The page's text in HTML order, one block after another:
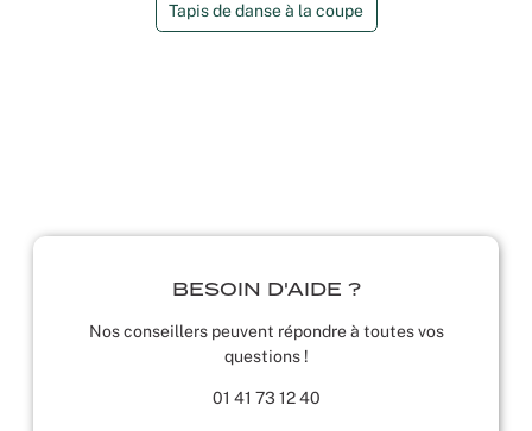
Tapis de danse à la coupe
BESOIN D'AIDE ?
Nos conseillers peuvent répondre à toutes vos
questions !
01 41 73 12 40